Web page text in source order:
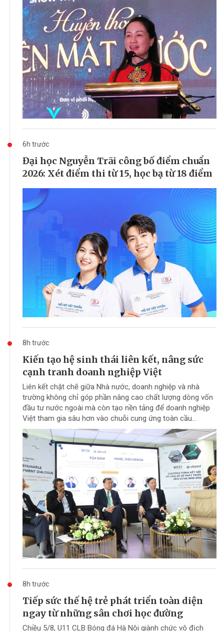
6h trước
Đại học Nguyễn Trãi công bố điểm chuẩn
2026: Xét điểm thi từ 15, học bạ từ 18 điểm
8h trước
Kiến tạo hệ sinh thái liên kết, nâng sức
cạnh tranh doanh nghiệp Việt
Liên kết chặt chẽ giữa Nhà nước, doanh nghiệp và nhà
trường không chỉ góp phần nâng cao chất lượng dòng vốn
đầu tư nước ngoài mà còn tạo nền tảng để doanh nghiệp
Việt tham gia sâu hơn vào chuỗi cung ứng toàn cầu...
8h trước
Tiếp sức thế hệ trẻ phát triển toàn diện
ngay từ những sân chơi học đường
Chiều 5/8, U11 CLB Bóng đá Hà Nội giành chức vô địch